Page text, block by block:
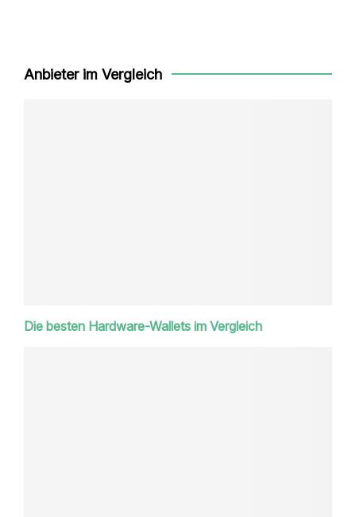
Anbieter im Vergleich
Die besten Hardware-Wallets im Vergleich